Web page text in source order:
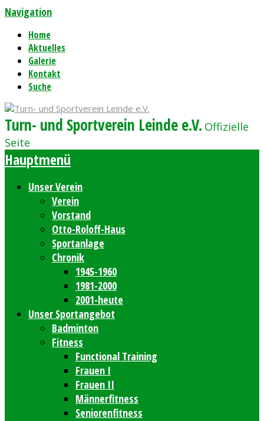
Navigation
Home
Aktuelles
Galerie
Kontakt
Suche
Turn- und Sportverein Leinde e.V. Offizielle
Seite
Hauptmenü
Unser Verein
Verein
Vorstand
Otto-Roloff-Haus
Sportanlage
Chronik
1945-1960
1981-2000
2001-heute
Unser Sportangebot
Badminton
Fitness
Functional Training
Frauen I
Frauen II
Männerfitness
Seniorenfitness